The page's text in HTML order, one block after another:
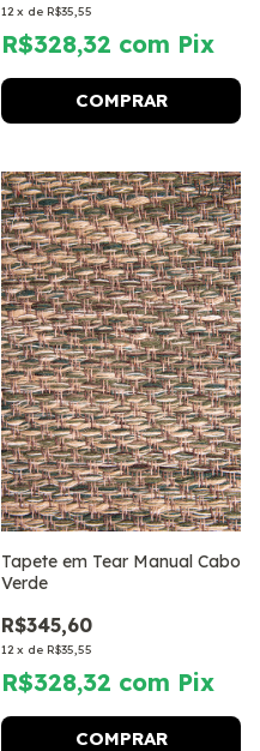
12 x de R$35,55
R$328,32 com Pix
COMPRAR
1/4
Tapete em Tear Manual Cabo
Verde
R$345,60
12 x de R$35,55
R$328,32 com Pix
COMPRAR